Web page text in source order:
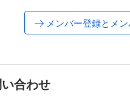
メンバー登録とメ
合わせ